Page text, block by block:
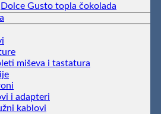
Dolce Gusto topla čokolada
miševa i tastatura
i adapteri
kablovi